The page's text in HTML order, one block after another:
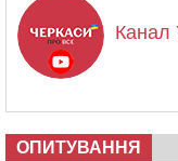
Канал
ОПИТУВАННЯ